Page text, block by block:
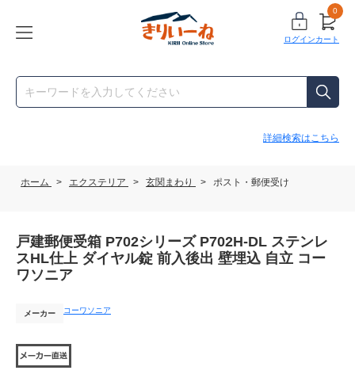
ログイン
0
カート
詳細検索はこちら
ホーム > エクステリア > 玄関まわり > ポスト・郵便受け
戸建郵便受箱 P702シリーズ P702H-DL ステンレ
スHL仕上 ダイヤル錠 前入後出 壁埋込 自立 コー
ワソニア
メーカー コーワソニア